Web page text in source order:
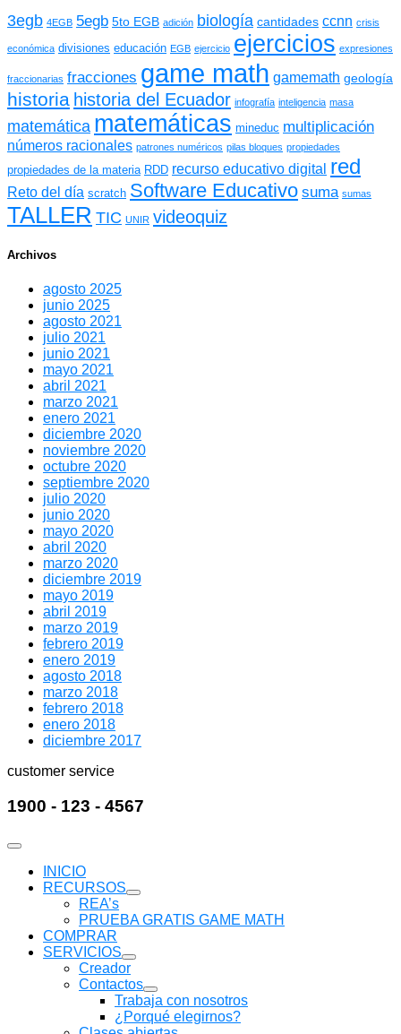
3egb 4EGB 5egb 5to EGB adición biología cantidades ccnn crisis
económica divisiones educación EGB ejercicio ejercicios expresiones
fraccionarias fracciones game math gamemath geología
historia historia del Ecuador infografía inteligencia masa
matemática matemáticas mineduc multiplicación
números racionales patrones numéricos pilas bloques propiedades
propiedades de la materia RDD recurso educativo digital red
Reto del día scratch Software Educativo suma sumas
TALLER TIC UNIR videoquiz
Archivos
agosto 2025
junio 2025
agosto 2021
julio 2021
junio 2021
mayo 2021
abril 2021
marzo 2021
enero 2021
diciembre 2020
noviembre 2020
octubre 2020
septiembre 2020
julio 2020
junio 2020
mayo 2020
abril 2020
marzo 2020
diciembre 2019
mayo 2019
abril 2019
marzo 2019
febrero 2019
enero 2019
agosto 2018
marzo 2018
febrero 2018
enero 2018
diciembre 2017
customer service
1900 - 123 - 4567
INICIO
RECURSOS
Mostrar
submenú
REA’s
PRUEBA GRATIS GAME MATH
COMPRAR
SERVICIOS
Mostrar
submenú
Creador
Contactos
Mostrar
submenú
Trabaja con nosotros
¿Porqué elegirnos?